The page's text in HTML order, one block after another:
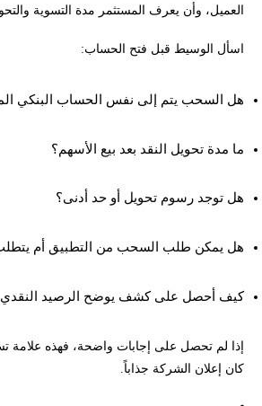
العميل، وأن يعرف المستثمر مدة التسوية
اسأل الوسيط قبل فتح الحساب:
هل السحب يتم إلى نفس الحساب البنكي
ما مدة تحويل النقد بعد بيع الأسهم؟
هل توجد رسوم تحويل أو حد أدنى؟
هل يمكن طلب السحب من التطبيق أم
كيف أحصل على كشف يوضح الرصيد النقدي
إذا لم تحصل على إجابات واضحة، فهذه علامة
كان إعلان الشركة جذاباً.